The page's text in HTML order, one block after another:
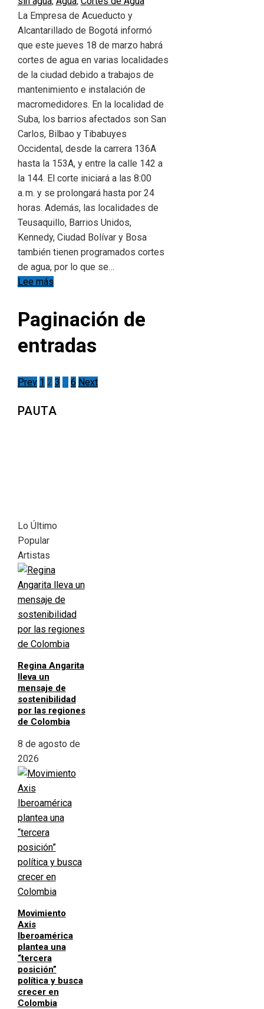
La Empresa de Acueducto y
Alcantarillado de Bogotá informó
que este jueves 18 de marzo habrá
cortes de agua en varias localidades
de la ciudad debido a trabajos de
mantenimiento e instalación de
macromedidores. En la localidad de
Suba, los barrios afectados son San
Carlos, Bilbao y Tibabuyes
Occidental, desde la carrera 136A
hasta la 153A, y entre la calle 142 a
la 144. El corte iniciará a las 8:00
a. m. y se prolongará hasta por 24
horas. Además, las localidades de
Teusaquillo, Barrios Unidos,
Kennedy, Ciudad Bolívar y Bosa
también tienen programados cortes
de agua, por lo que se…
Lee más
Paginación de
entradas
Prev 1 2 3 6 Next
PAUTA
Lo Último
Popular
Artistas
Regina Angarita
lleva un
mensaje de
sostenibilidad
por las regiones
de Colombia
8 de agosto de
2026
Movimiento
Axis
Iberoamérica
plantea una
“tercera
posición”
política y busca
crecer en
Colombia